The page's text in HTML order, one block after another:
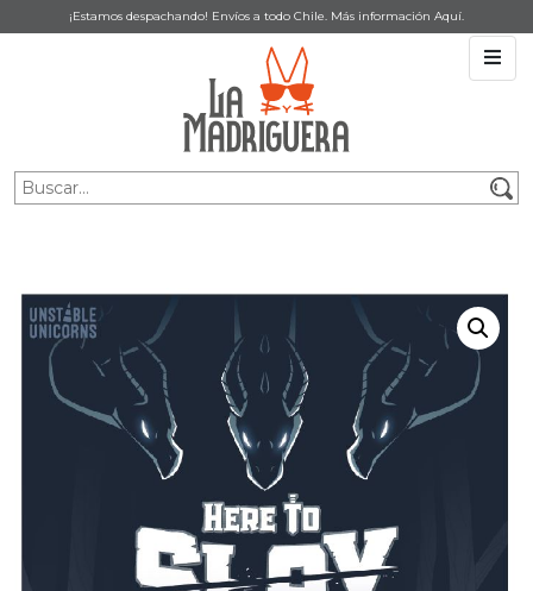
¡Estamos despachando! Envíos a todo Chile. Más información Aquí.